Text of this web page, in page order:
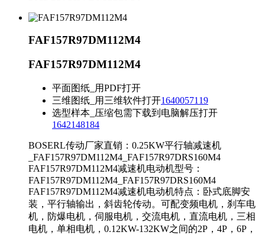
FAF157R97DM112M4
FAF157R97DM112M4
平面图纸_用PDF打开
三维图纸_用三维软件打开1640057119
选型样本_压缩包需下载到电脑解压打开
1642148184
BOSERL传动厂家直销：0.25KW平行轴减速机
_FAF157R97DM112M4_FAF157R97DRS160M4
FAF157R97DM112M4减速机电动机型号：
FAF157R97DM112M4_FAF157R97DRS160M4
FAF157R97DM112M4减速机电动机特点：卧式底脚安
装，平行轴输出，斜齿轮传动。可配变频电机，刹车电
机，防爆电机，伺服电机，交流电机，直流电机，三相
电机，单相电机，0.12KW-132KW之间的2P，4P，6P，